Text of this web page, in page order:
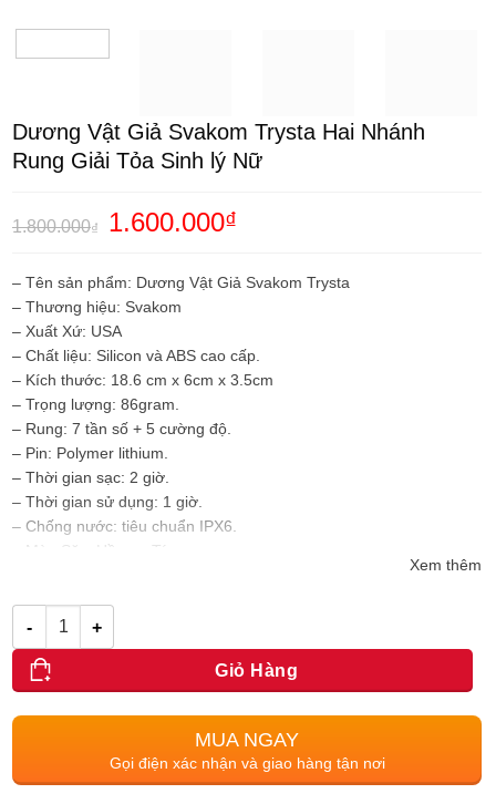
Dương Vật Giả Svakom Trysta Hai Nhánh
Rung Giải Tỏa Sinh lý Nữ
1.800.000₫
Giá
gốc
1.600.000₫Giá
1.600.000₫.
– Tên sản phẩm: Dương Vật Giả Svakom Trysta
– Thương hiệu: Svakom
– Xuất Xứ: USA
– Chất liệu: Silicon và ABS cao cấp.
– Kích thước: 18.6 cm x 6cm x 3.5cm
– Trọng lượng: 86gram.
– Rung: 7 tần số + 5 cường độ.
– Pin: Polymer lithium.
– Thời gian sạc: 2 giờ.
– Thời gian sử dụng: 1 giờ.
– Chống nước: tiêu chuẩn IPX6.
– Màu Săc: Hồng – Tím
– kích thích và massage điểm G, hỗ trợ quan hệ tình dục ở cửa
Xem thêm
Số lượng
Giỏ Hàng
MUA NGAY
Gọi điện xác nhận và giao hàng tận nơi